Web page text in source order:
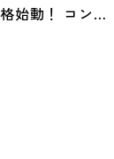
始動！ コンパ